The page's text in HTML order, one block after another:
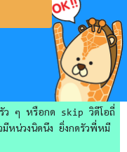
รัว ๆ หรือกด skip วิดีโอถี่
หน่วงนิดนึง ยิ่งกดรัวพี่หมี